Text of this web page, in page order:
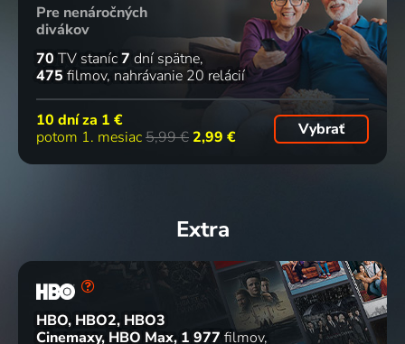
Pre nenáročných
divákov
70 TV staníc7 dní spätne
475 filmov nahrávanie 20 relácií
10 dní za 1 €
potom 1. mesiac5,99 € 2,99 € Vybrať
Extra
HBO, HBO2, HBO3
Cinemaxy, HBO Max 1 977 filmov